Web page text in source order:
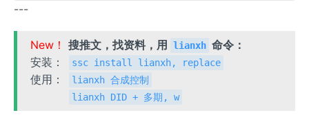
---
New！ 搜推文，找资料，用 lianxh 命令：
安装：
ssc install lianxh, replace
使用：
lianxh 合成控制
lianxh DID + 多期, w